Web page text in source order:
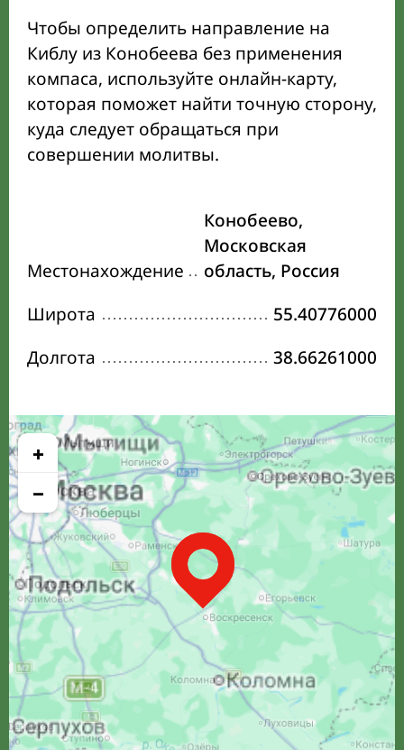
Чтобы определить направление на
Киблу из Конобеева без применения
компаса, используйте онлайн-карту,
которая поможет найти точную сторону,
куда следует обращаться при
совершении молитвы.
Местонахождение
Конобеево,
Московская
область, Россия
Широта
55.40776000
Долгота
38.66261000
+
−